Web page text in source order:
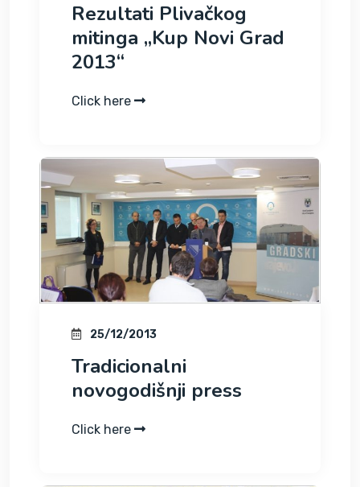
Rezultati Plivačkog
mitinga „Kup Novi Grad
2013“
Click here
25/12/2013
Tradicionalni
Click here